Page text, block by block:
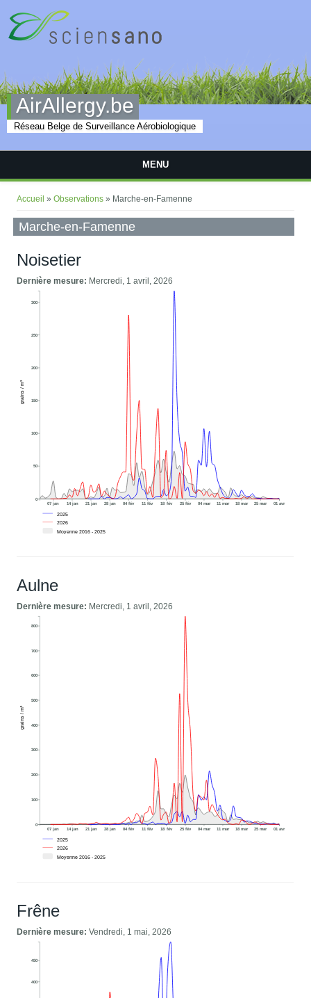
AirAllergy.be
Réseau Belge de Surveillance Aérobiologique
MENU
Vous êtes ici
Accueil »Observations » Marche-en-Famenne
Marche-en-Famenne
Noisetier
Dernière mesure: Mercredi, 1 avril, 2026
2025
2026
Moyenne 2016 - 2025
07 jan 14 jan 21 jan 28 jan 04 fév 11 fév 18 fév 25 fév 04 mar 11 mar 18 mar 25 mar 01 avr
0
50
100
150
200
250
300
grains / m³
Aulne
Dernière mesure: Mercredi, 1 avril, 2026
2025
2026
Moyenne 2016 - 2025
07 jan 14 jan 21 jan 28 jan 04 fév 11 fév 18 fév 25 fév 04 mar 11 mar 18 mar 25 mar 01 avr
0
100
200
300
400
500
600
700
800
grains / m³
Frêne
Dernière mesure:Vendredi, 1 mai, 2026
400
450